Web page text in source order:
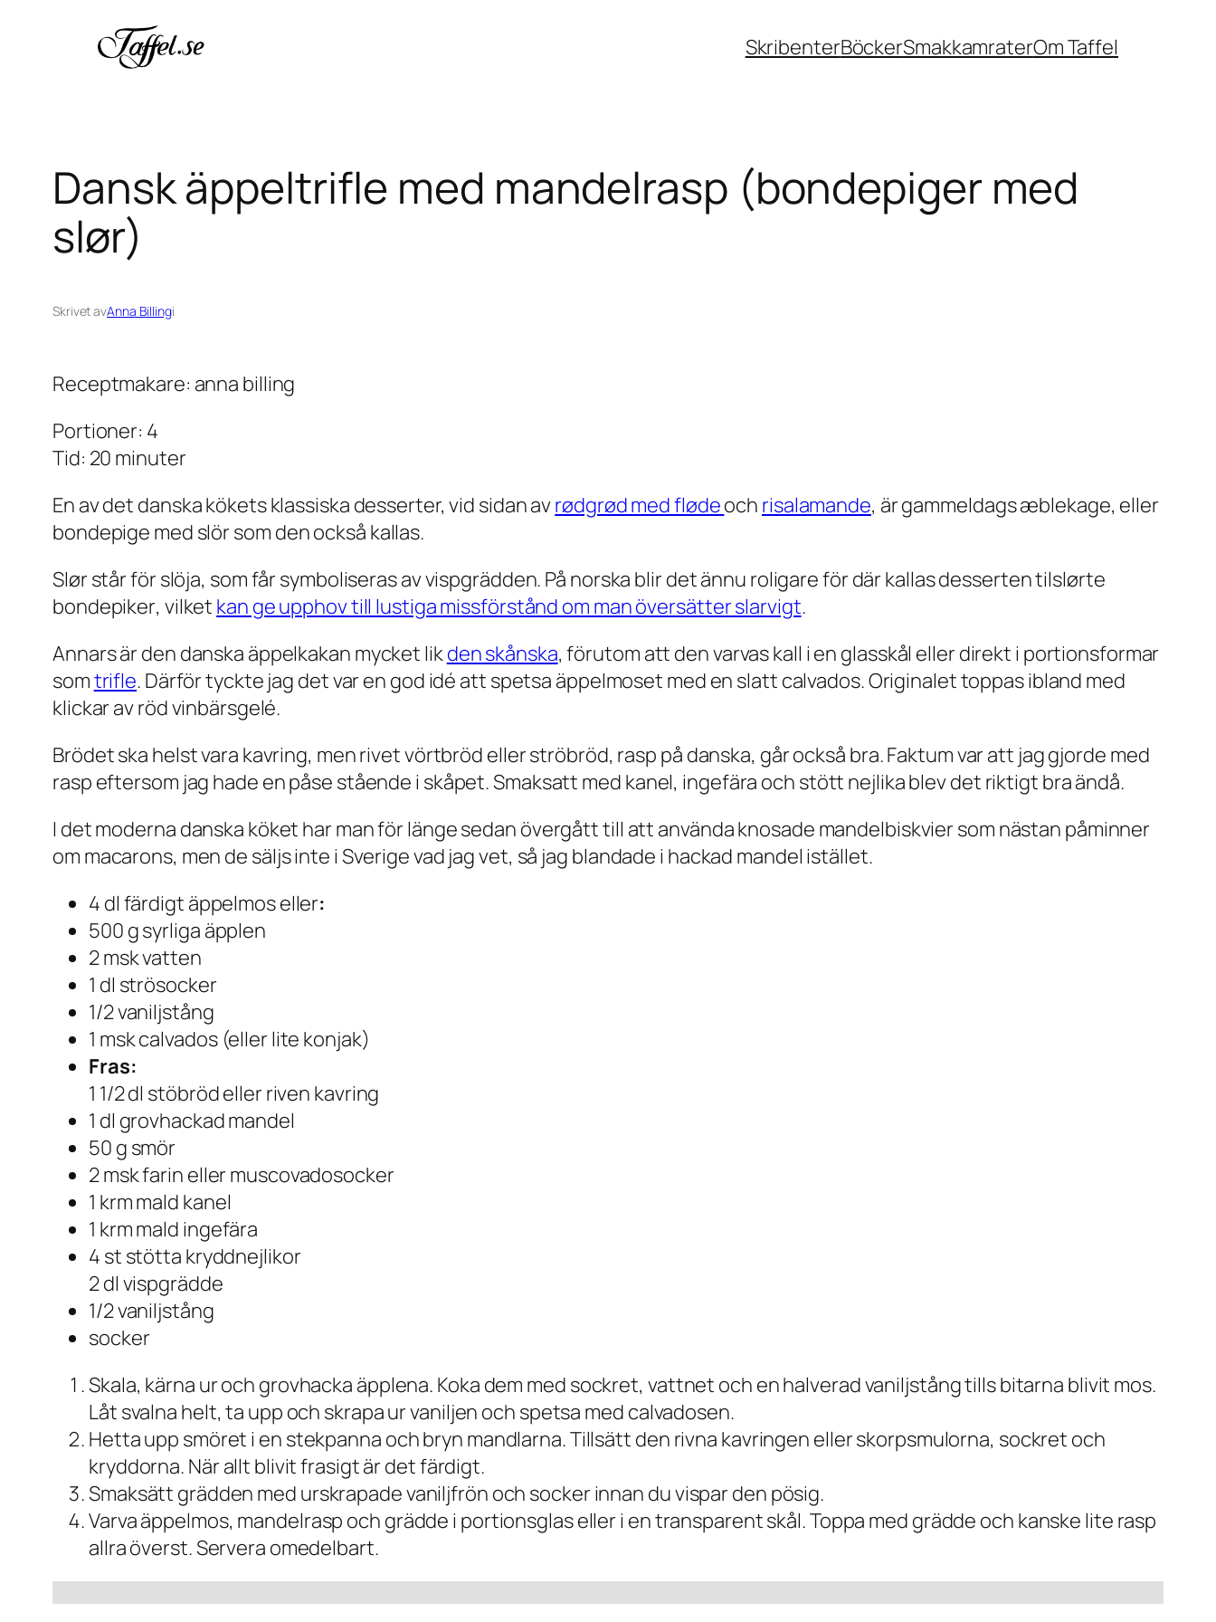
SkribenterBöckerSmakkamraterOm Taffel
Dansk äppeltrifle med mandelrasp (bondepiger med
slør)
Skrivet avAnna Billingi
Receptmakare: anna billing
Portioner: 4
Tid: 20 minuter
En av det danska kökets klassiska desserter, vid sidan avrødgrød med flødeoch risalamande, är gammeldags æblekage, eller
bondepige med slör som den också kallas.
Slør står för slöja, som får symboliseras av vispgrädden. På norska blir det ännu roligare för där kallas dessertentilslørte
bondepiker, vilket kan ge upphov till lustiga missförstånd om man översätter slarvigt.
Annars är den danska äppelkakan mycket likden skånska, förutom att den varvas kall i en glasskål eller direkt i portionsformar
somtrifle. Därför tyckte jag det var en god idé att spetsa äppelmoset med en slatt calvados. Originalet toppas ibland med
klickar av röd vinbärsgelé.
Brödet ska helst vara kavring, men rivet vörtbröd eller ströbröd, rasp på danska, går också bra. Faktum var att jag gjorde med
rasp eftersom jag hade en påse stående i skåpet. Smaksatt med kanel, ingefära och stött nejlika blev det riktigt bra ändå.
I det moderna danska köket har man för länge sedan övergått till att använda knosade mandelbiskvier som nästan påminner
om macarons, men de säljs inte i Sverige vad jag vet, så jag blandade i hackad mandel istället.
4 dl färdigt äppelmos eller:
500 g syrliga äpplen
2 msk vatten
1 dl strösocker
1/2 vaniljstång
1 msk calvados (eller lite konjak)
Fras:
1 1/2 dl stöbröd eller riven kavring
1 dl grovhackad mandel
50 g smör
2 msk farin eller muscovadosocker
1 krm mald kanel
1 krm mald ingefära
4 st stötta kryddnejlikor
2 dl vispgrädde
1/2 vaniljstång
socker
Skala, kärna ur och grovhacka äpplena. Koka dem med sockret, vattnet och en halverad vaniljstång tills bitarna blivit mos.
Låt svalna helt, ta upp och skrapa ur vaniljen och spetsa med calvadosen.
Hetta upp smöret i en stekpanna och bryn mandlarna. Tillsätt den rivna kavringen eller skorpsmulorna, sockret och
kryddorna. När allt blivit frasigt är det färdigt.
Smaksätt grädden med urskrapade vaniljfrön och socker innan du vispar den pösig.
Varva äppelmos, mandelrasp och grädde i portionsglas eller i en transparent skål. Toppa med grädde och kanske lite rasp
allra överst. Servera omedelbart.